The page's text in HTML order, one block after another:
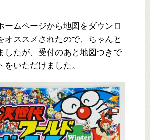
ームページから地図をダウンロ
オススメされたので、ちゃんと
したが、受付のあと地図つきで
をいただけました。